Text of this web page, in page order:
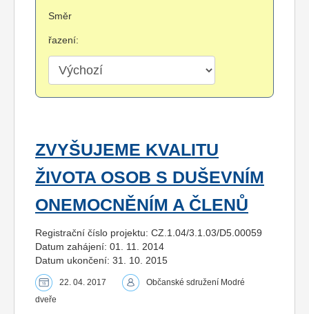
Směr
řazení:
ZVYŠUJEME KVALITU
ŽIVOTA OSOB S DUŠEVNÍM
ONEMOCNĚNÍM A ČLENŮ
Registrační číslo projektu: CZ.1.04/3.1.03/D5.00059
Datum zahájení: 01. 11. 2014
Datum ukončení: 31. 10. 2015
22. 04. 2017
Občanské sdružení Modré
dveře